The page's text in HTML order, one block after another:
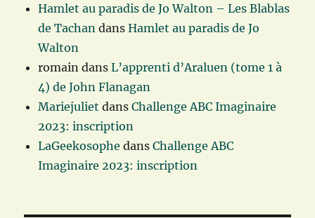
Hamlet au paradis de Jo Walton – Les Blablas
de Tachan dansHamlet au paradis de Jo
Walton
romain dansL’apprenti d’Araluen (tome 1 à
4) de John Flanagan
Mariejuliet dansChallenge ABC Imaginaire
2023: inscription
LaGeekosophe dansChallenge ABC
Imaginaire 2023: inscription